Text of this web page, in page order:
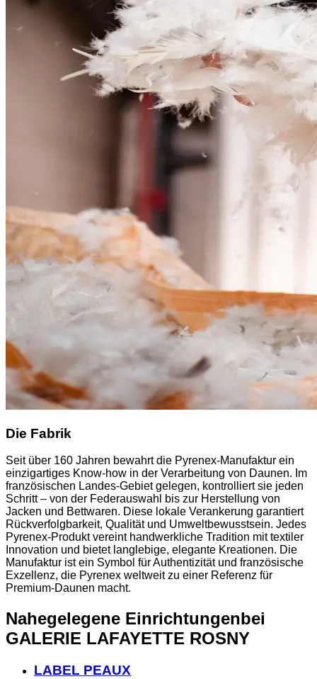
Die Fabrik
Seit über 160 Jahren bewahrt die Pyrenex-Manufaktur ein
einzigartiges Know-how in der Verarbeitung von Daunen. Im
französischen Landes-Gebiet gelegen, kontrolliert sie jeden
Schritt – von der Federauswahl bis zur Herstellung von
Jacken und Bettwaren. Diese lokale Verankerung garantiert
Rückverfolgbarkeit, Qualität und Umweltbewusstsein. Jedes
Pyrenex-Produkt vereint handwerkliche Tradition mit textiler
Innovation und bietet langlebige, elegante Kreationen. Die
Manufaktur ist ein Symbol für Authentizität und französische
Exzellenz, die Pyrenex weltweit zu einer Referenz für
Premium-Daunen macht.
Nahegelegene Einrichtungenbei
GALERIE LAFAYETTE ROSNY
LABEL PEAUX